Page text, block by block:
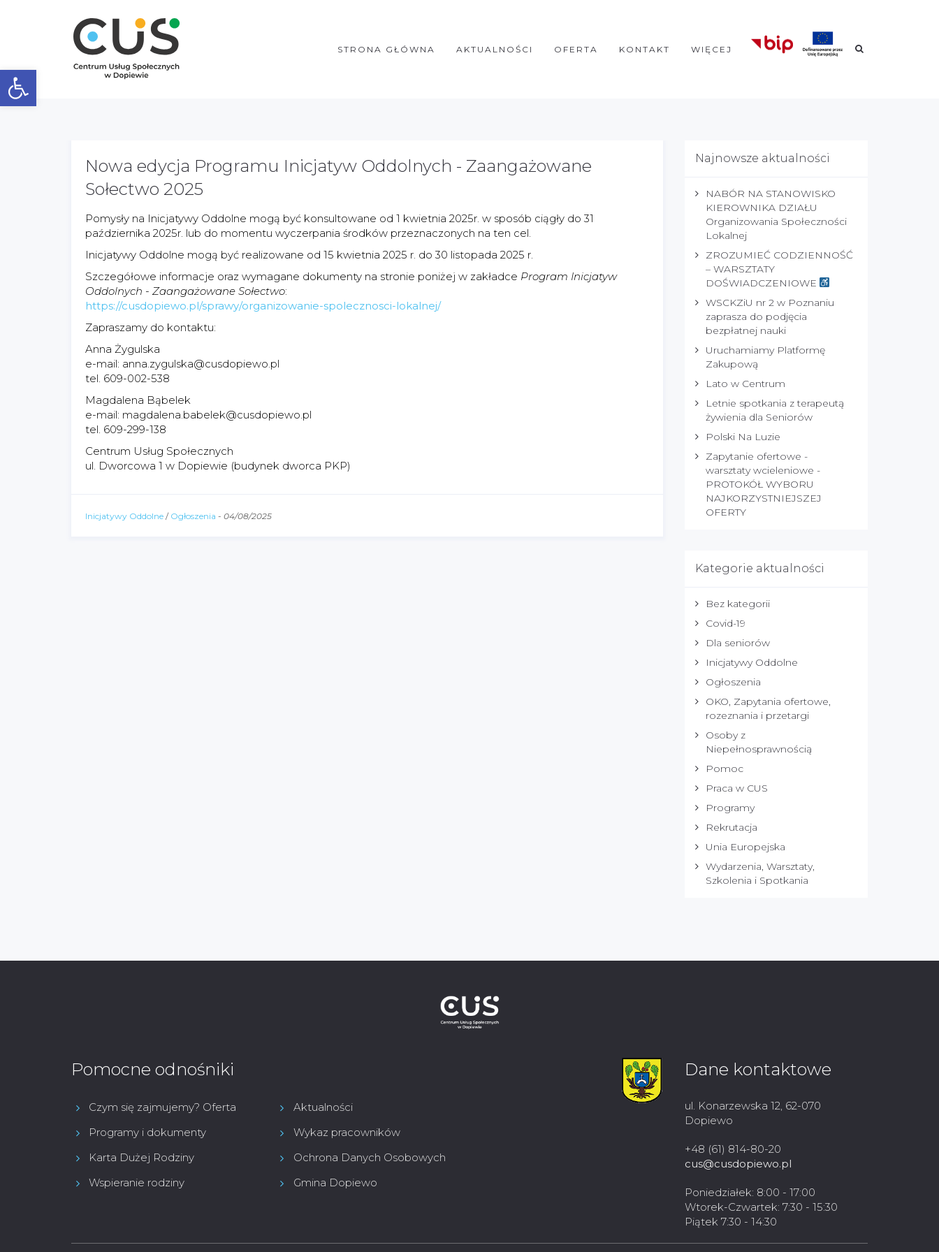
Otwórz pasek narzędzi
STRONA GŁÓWNA AKTUALNOŚCI OFERTA KONTAKT WIĘCEJ
Nowa edycja Programu Inicjatyw Oddolnych - Zaangażowane
Sołectwo 2025
Pomysły na Inicjatywy Oddolne mogą być konsultowane od 1 kwietnia 2025r. w sposób ciągły do 31
października 2025r. lub do momentu wyczerpania środków przeznaczonych na ten cel.
Inicjatywy Oddolne mogą być realizowane od 15 kwietnia 2025 r. do 30 listopada 2025 r.
Szczegółowe informacje oraz wymagane dokumenty na stronie poniżej w zakładce Program Inicjatyw
Oddolnych - Zaangażowane Sołectwo:
https://cusdopiewo.pl/sprawy/organizowanie-spolecznosci-lokalnej/
Zapraszamy do kontaktu:
Anna Żygulska
e-mail: anna.zygulska@cusdopiewo.pl
tel. 609-002-538
Magdalena Bąbelek
e-mail: magdalena.babelek@cusdopiewo.pl
tel. 609-299-138
Centrum Usług Społecznych
ul. Dworcowa 1 w Dopiewie (budynek dworca PKP)
Inicjatywy Oddolne / Ogłoszenia - 04/08/2025
Najnowsze aktualności
NABÓR NA STANOWISKO
KIEROWNIKA DZIAŁU
Organizowania Społeczności
Lokalnej
ZROZUMIEĆ CODZIENNOŚĆ
– WARSZTATY
DOŚWIADCZENIOWE
WSCKZiU nr 2 w Poznaniu
zaprasza do podjęcia
bezpłatnej nauki
Uruchamiamy Platformę
Zakupową
Lato w Centrum
Letnie spotkania z terapeutą
żywienia dla Seniorów
Polski Na Luzie
Zapytanie ofertowe -
warsztaty wcieleniowe -
PROTOKÓŁ WYBORU
NAJKORZYSTNIEJSZEJ
OFERTY
Kategorie aktualności
Bez kategorii
Covid-19
Dla seniorów
Inicjatywy Oddolne
Ogłoszenia
OKO, Zapytania ofertowe,
rozeznania i przetargi
Osoby z
Niepełnosprawnością
Pomoc
Praca w CUS
Programy
Rekrutacja
Unia Europejska
Wydarzenia, Warsztaty,
Szkolenia i Spotkania
Pomocne odnośniki
Czym się zajmujemy? Oferta
Programy i dokumenty
Karta Dużej Rodziny
Wspieranie rodziny
Aktualności
Wykaz pracowników
Ochrona Danych Osobowych
Gmina Dopiewo
Dane kontaktowe
ul. Konarzewska 12, 62-070
Dopiewo
+48 (61) 814-80-20
cus@cusdopiewo.pl
Poniedziałek: 8:00 - 17:00
Wtorek-Czwartek: 7:30 - 15:30
Piątek 7:30 - 14:30